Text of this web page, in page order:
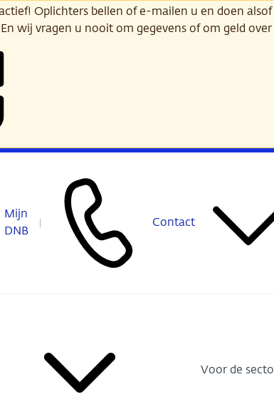
Oplichters bellen of e-mailen u en doen
wij vragen u nooit om gegevens of om geld
Mijn
DNB
Contact
Voor de